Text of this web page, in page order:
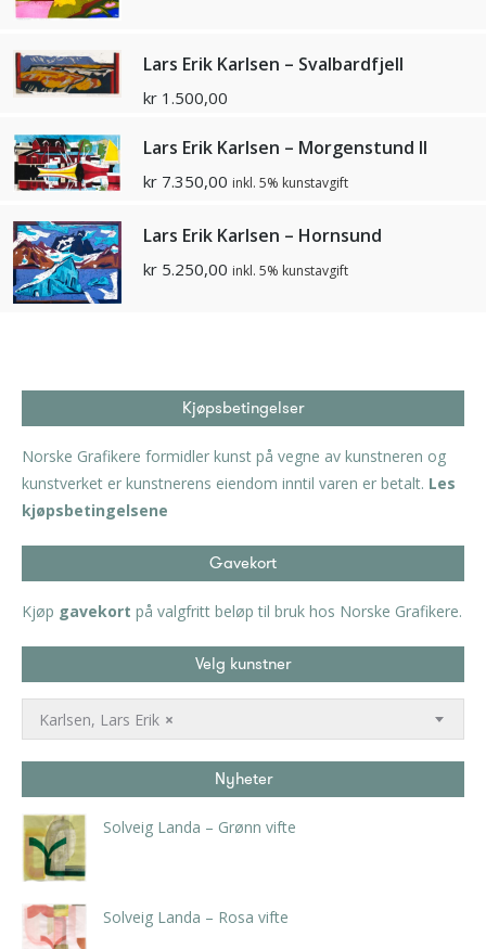
Lars Erik Karlsen – Svalbardfjell
kr 1.500,00
Lars Erik Karlsen – Morgenstund II
kr 7.350,00 inkl. 5% kunstavgift
Lars Erik Karlsen – Hornsund
kr 5.250,00 inkl. 5% kunstavgift
Kjøpsbetingelser
Norske Grafikere formidler kunst på vegne av kunstneren og
kunstverket er kunstnerens eiendom inntil varen er betalt. Les
kjøpsbetingelsene
Gavekort
Kjøp gavekort på valgfritt beløp til bruk hos Norske Grafikere.
Velg kunstner
×
Karlsen, Lars Erik
Nyheter
Solveig Landa – Grønn vifte
Solveig Landa – Rosa vifte